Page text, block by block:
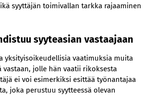
syyttäjän toimivallan tarkka rajaaminen
syyteasian vastaajaan
yksityisoikeudellisia vaatimuksia muita
vastaan, jolle hän vaatii rikoksesta
ei voi esimerkiksi esittää työnantajaa
joka perustuu syytteessä olevan